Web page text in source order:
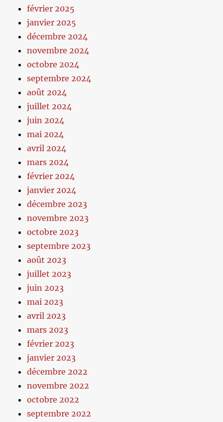
février 2025
janvier 2025
décembre 2024
novembre 2024
octobre 2024
septembre 2024
août 2024
juillet 2024
juin 2024
mai 2024
avril 2024
mars 2024
février 2024
janvier 2024
décembre 2023
novembre 2023
octobre 2023
septembre 2023
août 2023
juillet 2023
juin 2023
mai 2023
avril 2023
mars 2023
février 2023
janvier 2023
décembre 2022
novembre 2022
octobre 2022
septembre 2022